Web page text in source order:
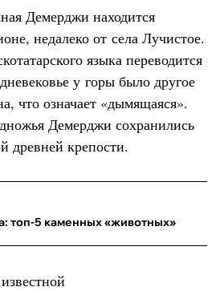
Демерджи находится
недалеко от села Лучистое.
языка переводится
у горы было другое
что означает «дымящаяся».
Демерджи сохранились
древней крепости.
топ-5 каменных «животных»